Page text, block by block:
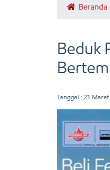
Beranda
Beduk
Tanggal : 21 Maret